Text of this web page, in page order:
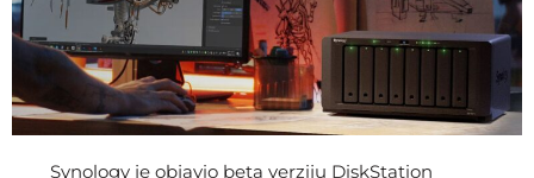
Synology je objavio beta verziju DiskStation